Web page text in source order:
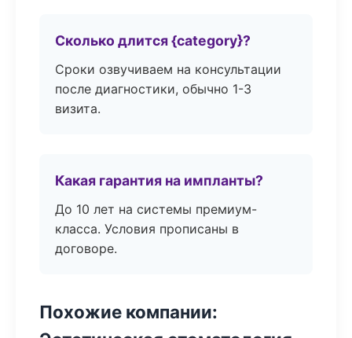
Сколько длится {category}?
Сроки озвучиваем на консультации
после диагностики, обычно 1-3
визита.
Какая гарантия на импланты?
До 10 лет на системы премиум-
класса. Условия прописаны в
договоре.
Похожие компании: